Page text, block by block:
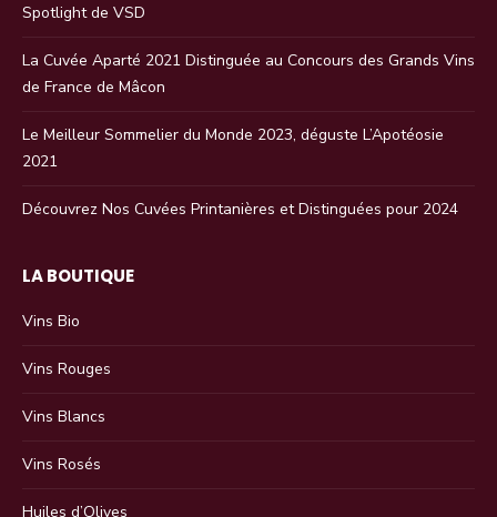
Spotlight de VSD
La Cuvée Aparté 2021 Distinguée au Concours des Grands Vins
de France de Mâcon
Le Meilleur Sommelier du Monde 2023, déguste L’Apotéosie
2021
Découvrez Nos Cuvées Printanières et Distinguées pour 2024
LA BOUTIQUE
Vins Bio
Vins Rouges
Vins Blancs
Vins Rosés
Huiles d’Olives